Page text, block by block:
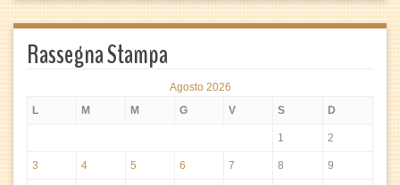
Rassegna Stampa
Agosto 2026
L
M M G V S D
1 2
3 4 5 6 7 8 9